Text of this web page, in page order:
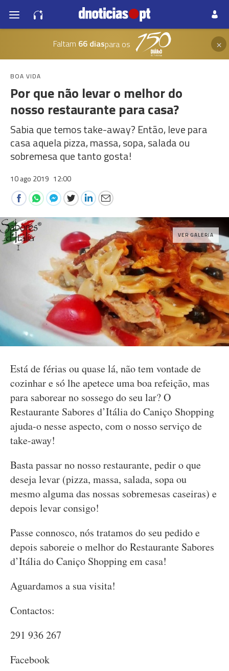
Faltam 66 diaspara os ×
BOA VIDA
Por que não levar o melhor do
nosso restaurante para casa?
Sabia que temos take-away? Então, leve para
casa aquela pizza, massa, sopa, salada ou
sobremesa que tanto gosta!
10 ago 2019 12:00
VER GALERIA
Está de férias ou quase lá, não tem vontade de
cozinhar e só lhe apetece uma boa refeição, mas
para saborear no sossego do seu lar? O
Restaurante Sabores d’Itália do Caniço Shopping
ajuda-o nesse aspecto, com o nosso serviço de
take-away!
Basta passar no nosso restaurante, pedir o que
deseja levar (pizza, massa, salada, sopa ou
mesmo alguma das nossas sobremesas caseiras) e
depois levar consigo!
Passe connosco, nós tratamos do seu pedido e
depois saboreie o melhor do Restaurante Sabores
d’Itália do Caniço Shopping em casa!
Aguardamos a sua visita!
Contactos:
291 936 267
Facebook